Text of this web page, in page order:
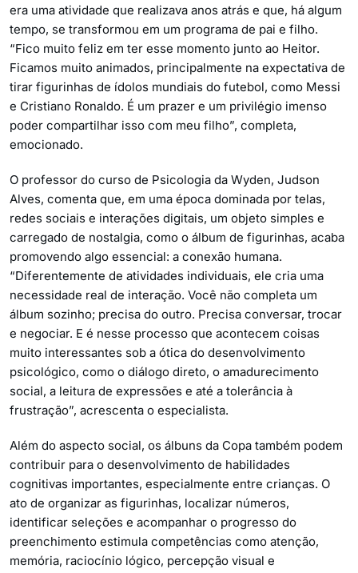
era uma atividade que realizava anos atrás e que, há algum
tempo, se transformou em um programa de pai e filho.
“Fico muito feliz em ter esse momento junto ao Heitor.
Ficamos muito animados, principalmente na expectativa de
tirar figurinhas de ídolos mundiais do futebol, como Messi
e Cristiano Ronaldo. É um prazer e um privilégio imenso
poder compartilhar isso com meu filho”, completa,
emocionado.
O professor do curso de Psicologia da Wyden, Judson
Alves, comenta que, em uma época dominada por telas,
redes sociais e interações digitais, um objeto simples e
carregado de nostalgia, como o álbum de figurinhas, acaba
promovendo algo essencial: a conexão humana.
“Diferentemente de atividades individuais, ele cria uma
necessidade real de interação. Você não completa um
álbum sozinho; precisa do outro. Precisa conversar, trocar
e negociar. E é nesse processo que acontecem coisas
muito interessantes sob a ótica do desenvolvimento
psicológico, como o diálogo direto, o amadurecimento
social, a leitura de expressões e até a tolerância à
frustração”, acrescenta o especialista.
Além do aspecto social, os álbuns da Copa também podem
contribuir para o desenvolvimento de habilidades
cognitivas importantes, especialmente entre crianças. O
ato de organizar as figurinhas, localizar números,
identificar seleções e acompanhar o progresso do
preenchimento estimula competências como atenção,
memória, raciocínio lógico, percepção visual e